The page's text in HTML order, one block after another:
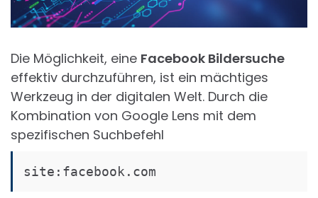
Die Möglichkeit, eine Facebook Bildersuche
effektiv durchzuführen, ist ein mächtiges
Werkzeug in der digitalen Welt. Durch die
Kombination von Google Lens mit dem
spezifischen Suchbefehl
site:facebook.com